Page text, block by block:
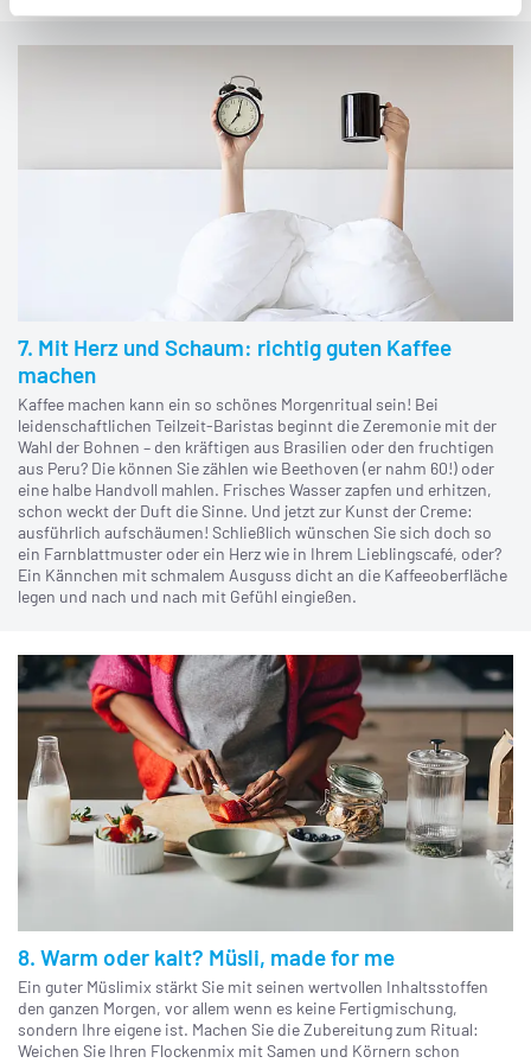
7. Mit Herz und Schaum: richtig guten Kaffee
machen
Kaffee machen kann ein so schönes Morgenritual sein! Bei
leidenschaftlichen Teilzeit-Baristas beginnt die Zeremonie mit der
Wahl der Bohnen – den kräftigen aus Brasilien oder den fruchtigen
aus Peru? Die können Sie zählen wie Beethoven (er nahm 60!) oder
eine halbe Handvoll mahlen. Frisches Wasser zapfen und erhitzen,
schon weckt der Duft die Sinne. Und jetzt zur Kunst der Creme:
ausführlich aufschäumen! Schließlich wünschen Sie sich doch so
ein Farnblattmuster oder ein Herz wie in Ihrem Lieblingscafé, oder?
Ein Kännchen mit schmalem Ausguss dicht an die Kaffeeoberfläche
legen und nach und nach mit Gefühl eingießen.
8. Warm oder kalt? Müsli, made for me
Ein guter Müslimix stärkt Sie mit seinen wertvollen Inhaltsstoffen
den ganzen Morgen, vor allem wenn es keine Fertigmischung,
sondern Ihre eigene ist. Machen Sie die Zubereitung zum Ritual:
Weichen Sie Ihren Flockenmix mit Samen und Körnern schon